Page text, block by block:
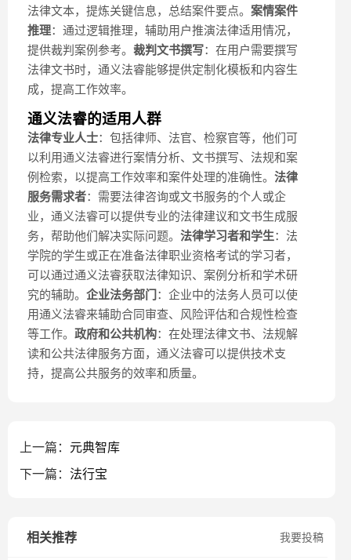
法律文本，提炼关键信息，总结案件要点。 案情案件
推理：通过逻辑推理，辅助用户推演法律适用情况，
提供裁判案例参考。 裁判文书撰写：在用户需要撰写
法律文书时，通义法睿能够提供定制化模板和内容生
成，提高工作效率。
通义法睿的适用人群
法律专业人士：包括律师、法官、检察官等，他们可
以利用通义法睿进行案情分析、文书撰写、法规和案
例检索，以提高工作效率和案件处理的准确性。 法律
服务需求者：需要法律咨询或文书服务的个人或企
业，通义法睿可以提供专业的法律建议和文书生成服
务，帮助他们解决实际问题。 法律学习者和学生：法
学院的学生或正在准备法律职业资格考试的学习者，
可以通过通义法睿获取法律知识、案例分析和学术研
究的辅助。 企业法务部门 ：企业中的法务人员可以使
用通义法睿来辅助合同审查、风险评估和合规性检查
等工作。 政府和公共机构：在处理法律文书、法规解
读和公共法律服务方面，通义法睿可以提供技术支
持，提高公共服务的效率和质量。
上一篇： 元典智库
下一篇： 法行宝
我要投稿
相关推荐